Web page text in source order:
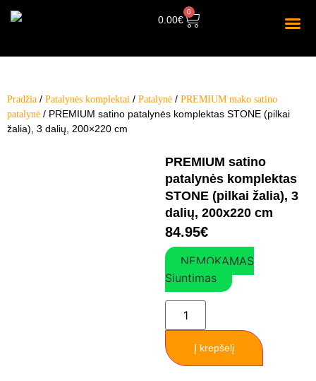
0.00€
0
Pradžia / Patalynės komplektai / Patalynė / PREMIUM mako satino
patalynė / PREMIUM satino patalynės komplektas STONE (pilkai
žalia), 3 dalių, 200×220 cm
PREMIUM satino
patalynės komplektas
STONE (pilkai žalia), 3
dalių, 200x220 cm
84.95€
NEMOKAMAS
Siuntimas
Į krepšelį